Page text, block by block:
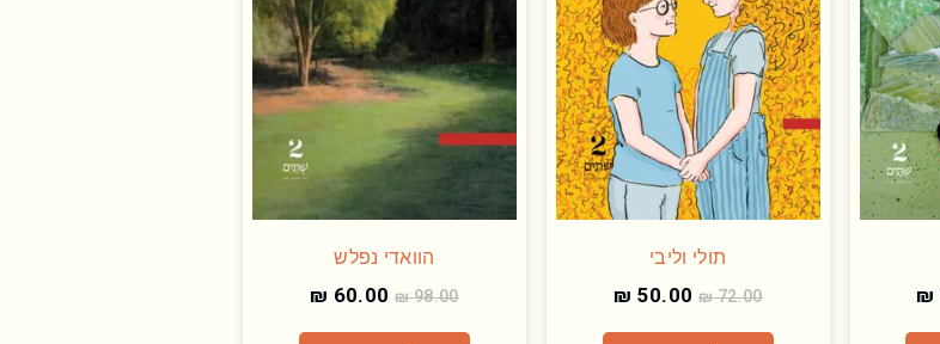
₪
תולי וליבי
₪72.00
₪ 50.00
הוואדי נפלש
₪98.00
₪ 60.00